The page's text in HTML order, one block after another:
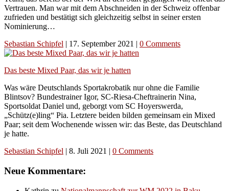
Vertrauen. Man war mit dem Abschneiden in der Schweiz offenbar
zufrieden und bestätigt sich gleichzeitig selbst in seiner ersten
Nominierung…
Sebastian Schipfel | 17. September 2021 | 0 Comments
Das beste Mixed Paar, das wir je hatten
Was wäre Deutschlands Sportakrobatik nur ohne die Familie
Blintsov? Bundestrainer Igor, SC-Riesa-Cheftrainerin Nina,
Sportsoldat Daniel und, geborgt vom SC Hoyerswerda,
„Schütz(e)ling“ Pia. Letztere beiden bilden gemeinsam ein Mixed
Paar; seit dem Wochenende wissen wir: das Beste, das Deutschland
je hatte.
Sebastian Schipfel | 8. Juli 2021 | 0 Comments
Neue Kommentare: